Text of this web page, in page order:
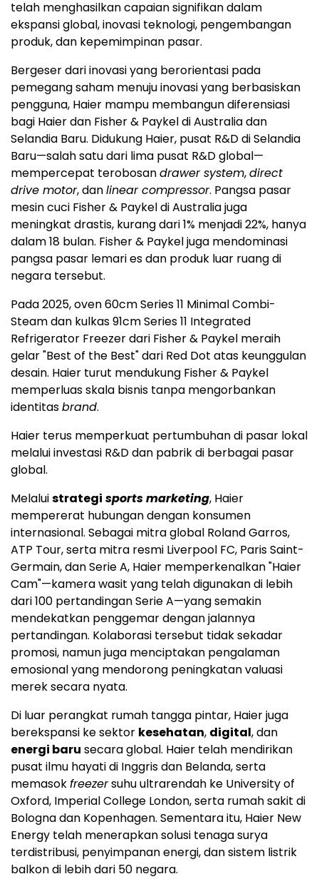
telah menghasilkan capaian signifikan dalam
ekspansi global, inovasi teknologi, pengembangan
produk, dan kepemimpinan pasar.
Bergeser dari inovasi yang berorientasi pada
pemegang saham menuju inovasi yang berbasiskan
pengguna, Haier mampu membangun diferensiasi
bagi Haier dan Fisher & Paykel di Australia dan
Selandia Baru. Didukung Haier, pusat R&D di Selandia
Baru—salah satu dari lima pusat R&D global—
mempercepat terobosandrawer system,direct
drive motor, danlinear compressor. Pangsa pasar
mesin cuci Fisher & Paykel di Australia juga
meningkat drastis, kurang dari 1% menjadi 22%, hanya
dalam 18 bulan. Fisher & Paykel juga mendominasi
pangsa pasar lemari es dan produk luar ruang di
negara tersebut.
Pada 2025, oven 60cm Series 11 Minimal Combi-
Steam dan kulkas 91cm Series 11 Integrated
Refrigerator Freezer dari Fisher & Paykel meraih
gelar "Best of the Best" dari Red Dot atas keunggulan
desain. Haier turut mendukung Fisher & Paykel
memperluas skala bisnis tanpa mengorbankan
identitasbrand.
Haier terus memperkuat pertumbuhan di pasar lokal
melalui investasi R&D dan pabrik di berbagai pasar
global.
Melaluistrategi sports marketing, Haier
mempererat hubungan dengan konsumen
internasional. Sebagai mitra global Roland Garros,
ATP Tour, serta mitra resmi Liverpool FC, Paris Saint-
Germain, dan Serie A, Haier memperkenalkan "Haier
Cam"—kamera wasit yang telah digunakan di lebih
dari 100 pertandingan Serie A—yang semakin
mendekatkan penggemar dengan jalannya
pertandingan. Kolaborasi tersebut tidak sekadar
promosi, namun juga menciptakan pengalaman
emosional yang mendorong peningkatan valuasi
merek secara nyata.
Di luar perangkat rumah tangga pintar, Haier juga
berekspansi ke sektor kesehatan, digital, dan
energi baru secara global. Haier telah mendirikan
pusat ilmu hayati di Inggris dan Belanda, serta
memasokfreezersuhu ultrarendah ke University of
Oxford, Imperial College London, serta rumah sakit di
Bologna dan Kopenhagen. Sementara itu, Haier New
Energy telah menerapkan solusi tenaga surya
terdistribusi, penyimpanan energi, dan sistem listrik
balkon di lebih dari 50 negara.